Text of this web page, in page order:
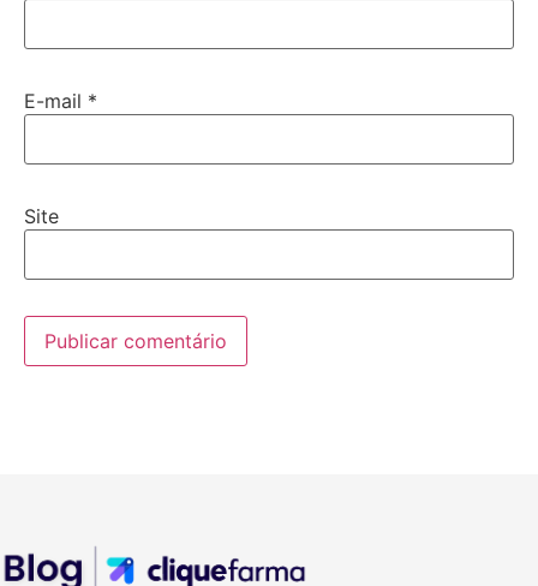
E-mail *
Site